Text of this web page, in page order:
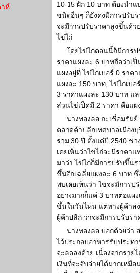
าห์
10-15 ฝัก 10 บาท ต้องนำ
ชนิดอื่นๆ ก็ยังคงมีการปรับ
จะมีการปรับราคาสูงขึ้นด้ว
ไข่ไก่
โดยไข่ไก่ตอนนี้ก็มีการ
ราคาแผงละ 6 บาทถือว่าเ
แผงอยู่ที่ ไข่ไก่เบอร์ 0 ราค
แผงละ 150 บาท, ไข่ไก่เบ
3 ราคาแผงละ 130 บาท แ
ส่วนไข่เป็ดมี 2 ราคา คือแ
นางทองลอ กะเชื่อมรัม
ตลาดค้าปลีกเทศบาลเมือง
ร่วม 30 ปี ตั้งแต่ปี 2540 ช่ว
เคยเห็นว่าไข่ไก่จะมีราคา
มาว่า ไข่ไก่ก็มีการปรับขึ้น
ขึ้นอีกเฉลี่ยแผงละ 6 บาท
พบเคยเห็นว่า ไข่จะมีการป
อย่างมากก็แค่ 3 บาทต่อแผ
ขึ้นในวันไหน แต่ทางผู้ค้าส่
ผู้ค้าปลีก ว่าจะมีการปรับรา
นางทองลอ บอกด้วยว่า
ไว้ประกอบอาหารรับประท
จะลดลงด้วย เนื่องจากราย
เงินที่จะจับจ่ายได้มากเหมื